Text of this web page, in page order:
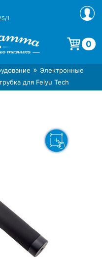
1
фототехники
в СПб
foto-
0
пуста.
» Электронные
для Feiyu Tech